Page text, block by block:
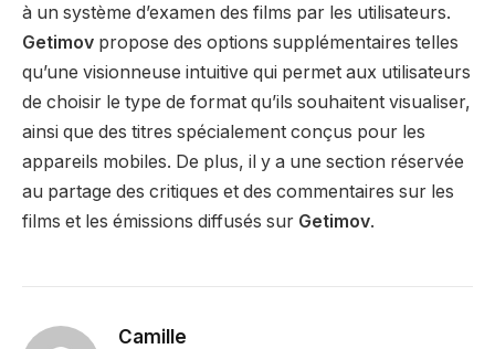
à un système d’examen des films par les utilisateurs.
Getimov propose des options supplémentaires telles
qu’une visionneuse intuitive qui permet aux utilisateurs
de choisir le type de format qu’ils souhaitent visualiser,
ainsi que des titres spécialement conçus pour les
appareils mobiles. De plus, il y a une section réservée
au partage des critiques et des commentaires sur les
films et les émissions diffusés sur Getimov.
Camille